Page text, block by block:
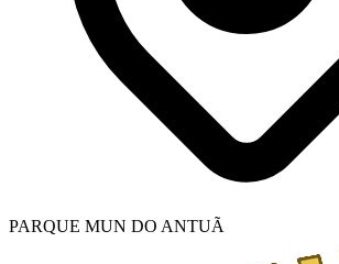
PARQUE MUN DO ANTUÃ